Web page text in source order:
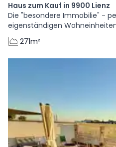
Haus zum Kauf in 9900 Lienz
Die "besondere Immobilie" -
eigenständigen
271m²